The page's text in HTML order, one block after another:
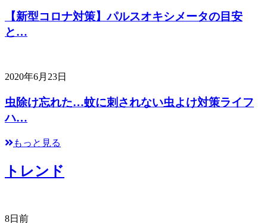
【新型コロナ対策】パルスオキシメータの目安
と…
2020年6月23日
虫除け忘れた…蚊に刺されない虫よけ対策ライフ
ハ…
もっと見る
トレンド
8日前